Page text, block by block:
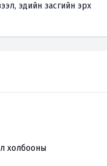
зээл, эдийн засгийн эрх
холбооны